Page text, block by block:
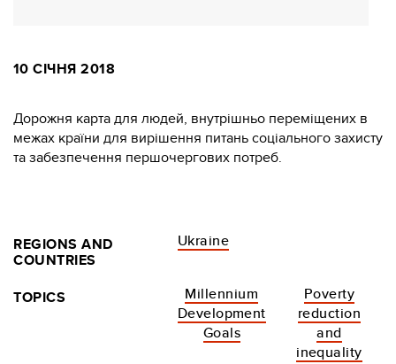
10 СІЧНЯ 2018
Дорожня карта для людей, внутрішньо переміщених в
межах країни для вирішення питань соціального захисту
та забезпечення першочергових потреб.
REGIONS AND
COUNTRIES
Ukraine
TOPICS
Millennium
Development
Goals
Poverty
reduction
and
inequality